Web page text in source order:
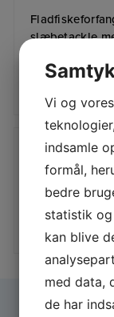
slæbetackle
Knæklys
Vi og
indsamle
formål,
bedre
statistik
kan blive
med data,
de har